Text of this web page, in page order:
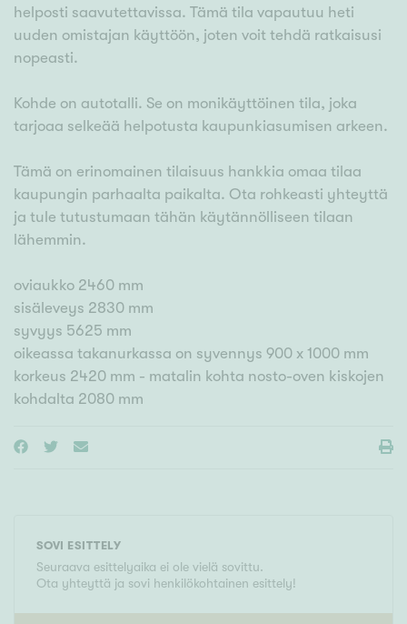
helposti saavutettavissa. Tämä tila vapautuu heti
uuden omistajan käyttöön, joten voit tehdä ratkaisusi
nopeasti.
Kohde on autotalli. Se on monikäyttöinen tila, joka
tarjoaa selkeää helpotusta kaupunkiasumisen arkeen.
Tämä on erinomainen tilaisuus hankkia omaa tilaa
kaupungin parhaalta paikalta. Ota rohkeasti yhteyttä
ja tule tutustumaan tähän käytännölliseen tilaan
lähemmin.
oviaukko 2460 mm
sisäleveys 2830 mm
syvyys 5625 mm
oikeassa takanurkassa on syvennys 900 x 1000 mm
korkeus 2420 mm - matalin kohta nosto-oven kiskojen
kohdalta 2080 mm
SOVI ESITTELY
Seuraava esittelyaika ei ole vielä sovittu.
Ota yhteyttä ja sovi henkilökohtainen esittely!